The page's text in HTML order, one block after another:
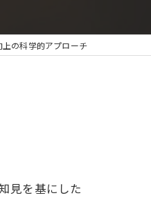
上の科学的アプローチ
見を基にした